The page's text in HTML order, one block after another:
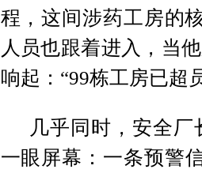
程，这间涉药工房的
人员也跟着进入，当
响起：“99栋工房已超
几乎同时，安全
一眼屏幕：一条预警